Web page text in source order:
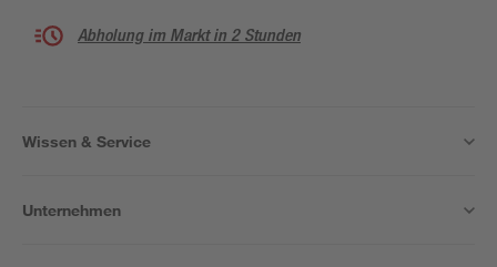
Abholung im Markt in 2 Stunden
Wissen & Service
Unternehmen